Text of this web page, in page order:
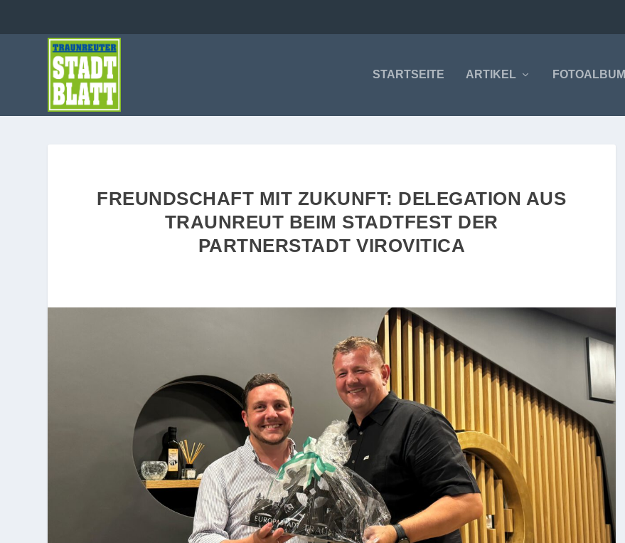
STARTSEITE ARTIKEL FOTOALBUM
FREUNDSCHAFT MIT ZUKUNFT: DELEGATION AUS
TRAUNREUT BEIM STADTFEST DER
PARTNERSTADT VIROVITICA